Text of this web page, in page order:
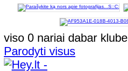
viso 0 nariai dabar klube
Parodyti visus